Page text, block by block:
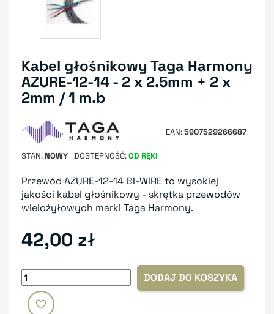
Kabel głośnikowy Taga Harmony
AZURE-12-14 - 2 x 2.5mm + 2 x
2mm / 1 m.b
EAN 5907529266687
STAN NOWY DOSTĘPNOŚĆ OD RĘKI
Przewód AZURE-12-14 BI-WIRE to wysokiej
jakości kabel głośnikowy - skrętka przewodów
wielożyłowych marki Taga Harmony.
42,00 zł
DODAJ DO KOSZYKA